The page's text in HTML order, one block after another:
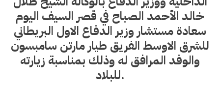
خالد الأحمد الصباح في قصر السيف اليوم
سعادة مستشار وزير الدفاع الاول البريطاني
للشرق الاوسط الفريق طيار مارتن سامبسون
والوفد المرافق له وذلك بمناسبة زيارته
للبلاد.